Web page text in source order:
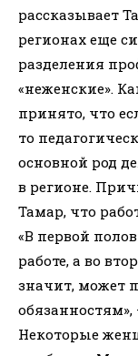
рассказывает
регионах еще
разделения
«неженские».
принято, что
то
основной род
в регионе.
Тамар, что
«В первой
работе, а во
значит, может
Некоторые